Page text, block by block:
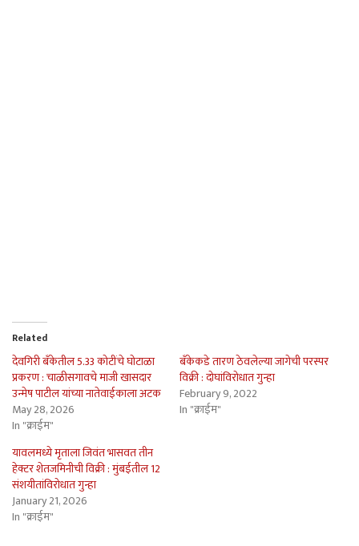
Related
देवगिरी बँकेतील 5.33 कोटींचे घोटाळा
प्रकरण : चाळीसगावचे माजी खासदार
उन्मेष पाटील यांच्या नातेवाईकाला अटक
May 28, 2026
In "क्राईम"
बँकेकडे तारण ठेवलेल्या जागेची परस्पर
विक्री : दोघांविरोधात गुन्हा
February 9, 2022
In "क्राईम"
यावलमध्ये मृताला जिवंत भासवत तीन
हेक्टर शेतजमिनीची विक्री : मुंबईतील 12
संशयीतांविरोधात गुन्हा
January 21, 2026
In "क्राईम"